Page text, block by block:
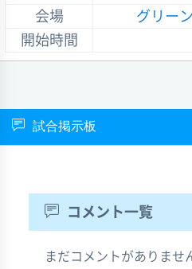
会場
グリー
開始時間
試合掲示板
コメント一覧
まだコメントがありませ